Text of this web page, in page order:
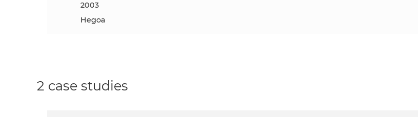
2003
Hegoa
2 case studies